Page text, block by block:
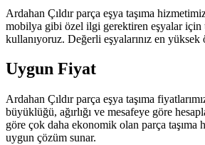
Ardahan Çıldır parça eşya taşıma
mobilya gibi özel ilgi gerektiren eşyalar için
kullanıyoruz. Değerli eşyalarınız en yüksek
Uygun Fiyat
Ardahan Çıldır parça eşya taşıma
büyüklüğü, ağırlığı ve mesafeye göre
göre çok daha ekonomik olan parça taşıma
uygun çözüm sunar.